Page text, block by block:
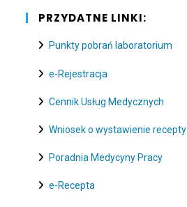
PRZYDATNE LINKI:
Punkty pobrań laboratorium
e-Rejestracja
Cennik Usług Medycznych
Wniosek o wystawienie recepty
Poradnia Medycyny Pracy
e-Recepta